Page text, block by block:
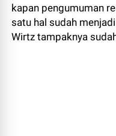
kapan pengumuman
satu hal sudah
Wirtz tampaknya